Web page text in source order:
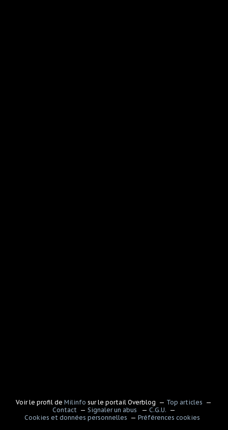
Voir le profil deMilinfo sur le portail Overblog
Top articles
Contact
Signaler un abus
C.G.U.
Cookies et données personnelles
Préférences cookies